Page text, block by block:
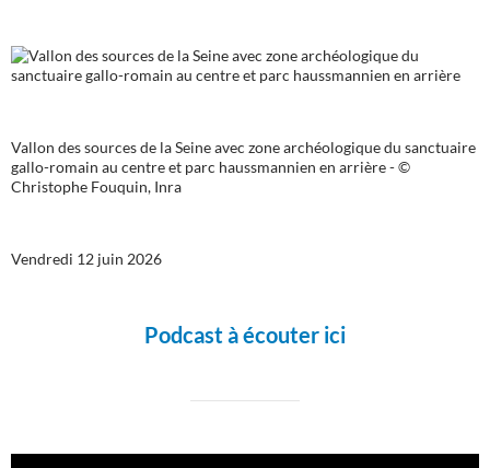
Vallon des sources de la Seine avec zone archéologique du sanctuaire
gallo-romain au centre et parc haussmannien en arrière - ©
Christophe Fouquin, Inra
Vendredi 12 juin 2026
Podcast à écouter ici